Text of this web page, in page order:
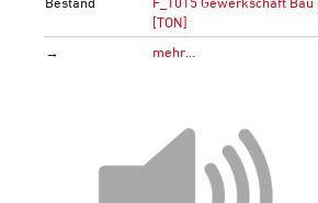
[TON]
→
mehr…